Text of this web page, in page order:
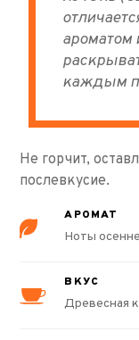
ароматом
каждым
Не горчит,
послевкусие.
АРОМАТ
Ноты
ВКУС
Древесная